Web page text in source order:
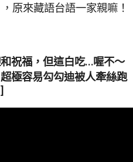
，原來藏語台語一家親嘛！
祝福，但這白吃…喔不～
極容易勾勾迪被人牽絲跑
]